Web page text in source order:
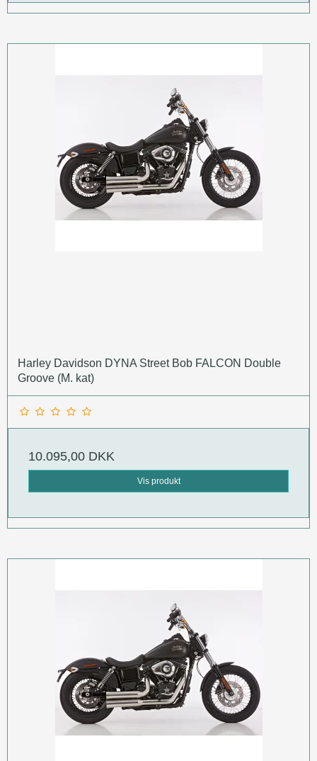
Harley Davidson DYNA Street Bob FALCON Double
Groove (M. kat)
10.095,00 DKK
Vis produkt